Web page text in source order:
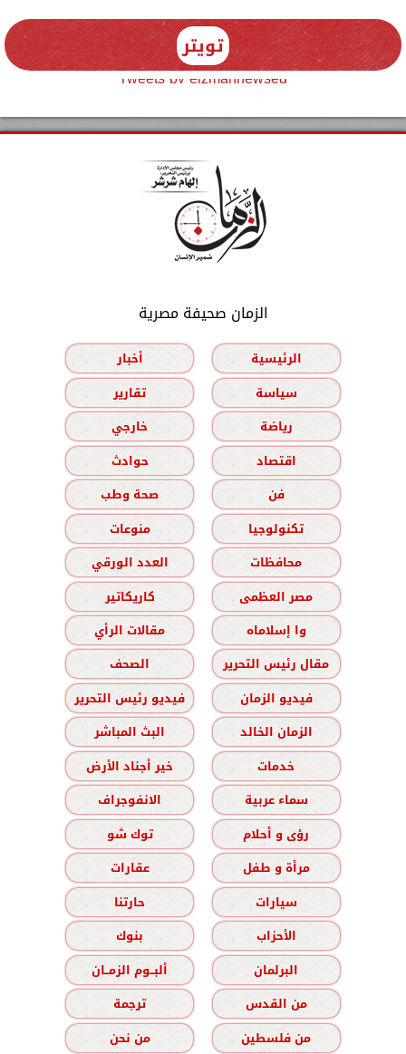
تويتر
Tweets by elzmannewseg
الزمان صحيفة مصرية
الرئيسية
أخبار
سياسة
تقارير
رياضة
خارجي
اقتصاد
حوادث
فن
صحة وطب
تكنولوجيا
منوعات
محافظات
العدد الورقي
مصر العظمى
كاريكاتير
وا إسلاماه
مقالات الرأي
مقال رئيس التحرير
الصحف
فيديو الزمان
فيديو رئيس التحرير
الزمان الخالد
البث المباشر
خدمات
خير أجناد الأرض
سماء عربية
الانفوجراف
رؤى و أحلام
توك شو
مرأة و طفل
عقارات
سيارات
حارتنا
الأحزاب
بنوك
البرلمان
ألبــوم الزمــان
من القدس
ترجمة
من فلسطين
من نحن